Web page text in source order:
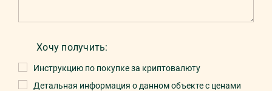
Хочу получить:
Инструкцию по покупке за криптовалюту
Детальная информация о данном объекте с ценами